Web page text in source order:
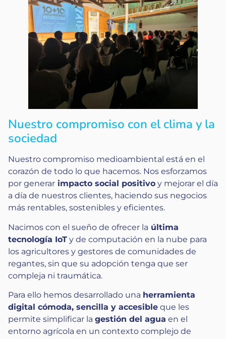
Nuestro compromiso con el clima y la
sociedad
Nuestro compromiso medioambiental está en el
corazón de todo lo que hacemos. Nos esforzamos
por generar impacto social positivo y mejorar el día
a día de nuestros clientes, haciendo sus negocios
más rentables, sostenibles y eficientes.
Nacimos con el sueño de ofrecer la última
tecnología IoT y de computación en la nube para
los agricultores y gestores de comunidades de
regantes, sin que su adopción tenga que ser
compleja ni traumática.
Para ello hemos desarrollado una herramienta
digital cómoda, sencilla y accesible que les
permite simplificar la gestión del agua en el
entorno agrícola en un contexto complejo de